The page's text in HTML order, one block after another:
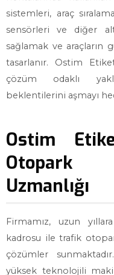
sistemleri, araç
sensörleri ve diğer
sağlamak ve araçların
tasarlanır. Ostim
çözüm odaklı
beklentilerini aşmayı
Ostim
Otopark
Uzmanlığı
Firmamız, uzun
kadrosu ile trafik
çözümler
yüksek teknolojili